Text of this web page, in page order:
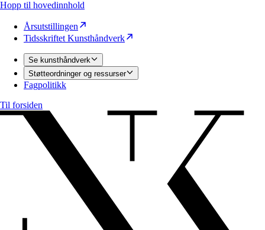
Hopp til hovedinnhold
Årsutstillingen
Tidsskriftet Kunsthåndverk
Se kunsthåndverk
Støtteordninger og ressurser
Fagpolitikk
Til forsiden